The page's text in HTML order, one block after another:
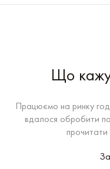
Що
Працюємо на ринку
вдалося обробити
прочитати